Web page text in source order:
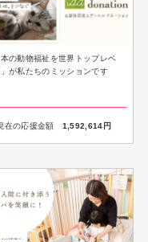
本の動物福祉を世界トップレベ
が私たちのミッションです
在の応援金額 1,592,614 円